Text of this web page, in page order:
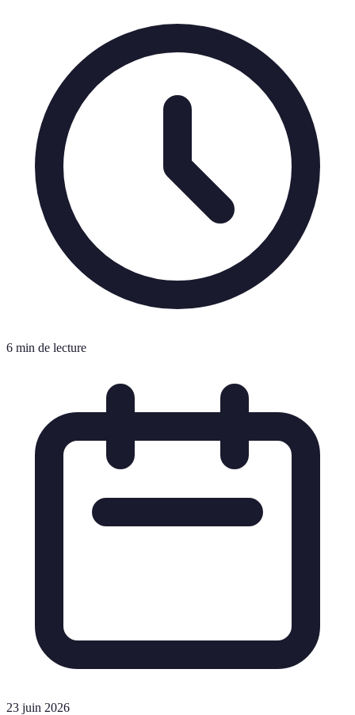
6 min de lecture
23 juin 2026